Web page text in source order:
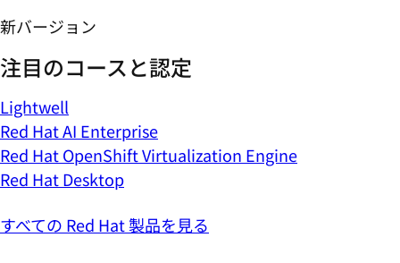
新バージョン
注目のコースと認定
Lightwell
Red Hat AI Enterprise
Red Hat OpenShift Virtualization Engine
Red Hat Desktop
すべての Red Hat 製品を見る